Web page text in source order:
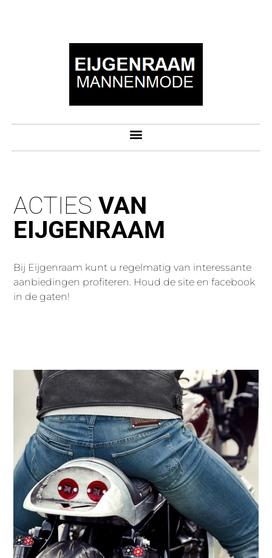
ACTIESVAN
EIJGENRAAM
Bij Eijgenraam kunt u regelmatig van interessante
aanbiedingen profiteren. Houd de site en facebook
in de gaten!